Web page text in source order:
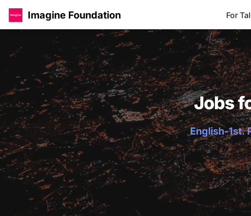
Imagine Foundation For
Jobs
English-1st.